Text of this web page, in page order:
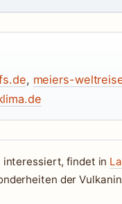
, meiers-
interessiert, findet in
der